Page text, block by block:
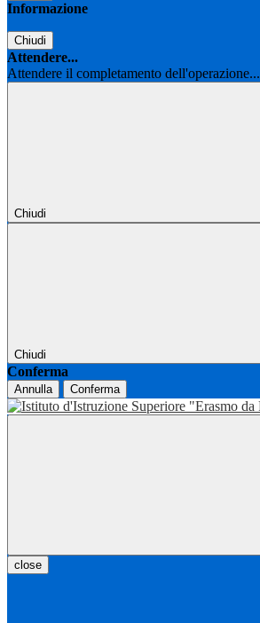
Informazione
Chiudi
Attendere...
Attendere il completamento dell'operazione...
Chiudi
Chiudi
Conferma
Annulla Conferma
close